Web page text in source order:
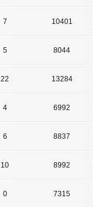
7 10401
5 8044
22 13284
4 6992
6 8837
10 8992
0 7315